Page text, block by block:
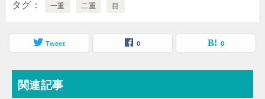
タグ 一重 二重 目
Tweet 0 0
関連記事